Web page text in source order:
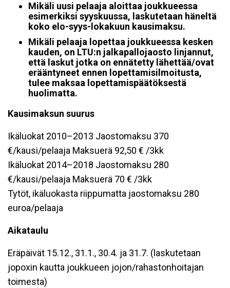
Mikäli uusi pelaaja aloittaa joukkueessa
esimerkiksi syyskuussa, laskutetaan häneltä
koko elo-syys-lokakuun kausimaksu.
Mikäli pelaaja lopettaa joukkueessa kesken
kauden, on LTU:n jalkapallojaosto linjannut,
että laskut jotka on ennätetty lähettää/ovat
erääntyneet ennen lopettamisilmoitusta,
tulee maksaa lopettamispäätöksestä
huolimatta.
Kausimaksun suurus
Ikäluokat 2010–2013 Jaostomaksu 370
€/kausi/pelaaja Maksuerä 92,50 € /3kk
Ikäluokat 2014–2018 Jaostomaksu 280
€/kausi/pelaaja Maksuerä 70 € /3kk
Tytöt, ikäluokasta riippumatta jaostomaksu 280
euroa/pelaaja
Aikataulu
Eräpäivät 15.12., 31.1., 30.4. ja 31.7. (laskutetaan
jopoxin kautta joukkueen jojon/rahastonhoitajan
toimesta)